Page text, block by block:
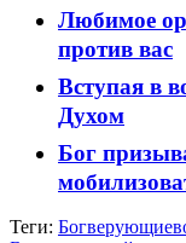
Любимое
против вас
Вступая в
Духом
Бог
Теги: Богверующие